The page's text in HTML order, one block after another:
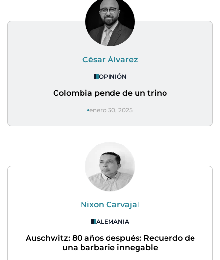
César Álvarez
OPINIÓN
Colombia pende de un trino
enero 30, 2025
Nixon Carvajal
ALEMANIA
Auschwitz: 80 años después: Recuerdo de
una barbarie innegable